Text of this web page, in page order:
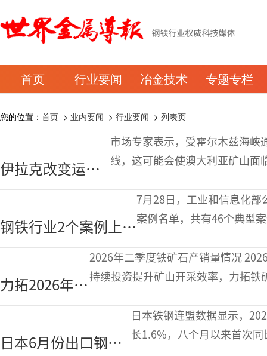
首页 行业要闻 冶金技术 专题专栏
您的位置： 首页 > 业内要闻 > 行业要闻 > 列表页
伊拉克改变运油
路线或将推高澳
市场专家表示，受霍尔木兹海峡
线，这可能会使澳大利亚矿山面
钢铁行业2个案例上榜
2025年工业互联
网“链网协同”案例
名单
7月28日，工业和信息化
案例名单，共有46个典型
力拓2026年上
半年经营业绩
2026年二季度铁矿石产销量情况 2026年二季度，受益于天气条件有利于开采以及
持续投资提升矿山开采效率，力拓
日本6月份出口钢材
日本铁钢连盟数据显示，
长1.6%，八个月以来首次